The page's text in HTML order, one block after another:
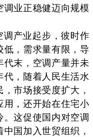
调业正稳健迈向规模
调产业起步，彼时作
低，需求量有限，导
代末，空调产量并未
代，随着人民生活水
市场接受度扩大，
用，还开始在住宅小
。这促使国内对空调
国加入世贸组织，